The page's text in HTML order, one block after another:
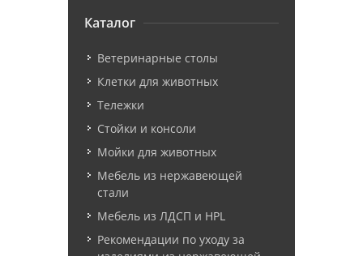
Каталог
Ветеринарные столы
Клетки для животных
Тележки
Стойки и консоли
Мойки для животных
Мебель из нержавеющей
стали
Мебель из ЛДСП и HPL
Рекомендации по уходу за